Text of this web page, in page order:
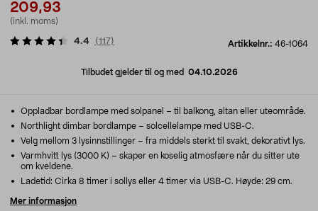
209,93
(inkl. moms)
Artikkelnr.: 46-1064
4.4 (117)
Tilbudet gjelder til og med 04.10.2026
Oppladbar bordlampe med solpanel – til balkong, altan eller uteområde.
Northlight dimbar bordlampe – solcellelampe med USB-C.
Velg mellom 3 lysinnstillinger – fra middels sterkt til svakt, dekorativt lys.
Varmhvitt lys (3000 K) – skaper en koselig atmosfære når du sitter ute
om kveldene.
Ladetid: Cirka 8 timer i sollys eller 4 timer via USB-C. Høyde: 29 cm.
Mer informasjon